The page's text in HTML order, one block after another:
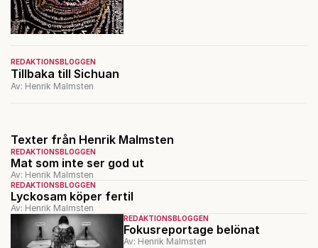
REDAKTIONSBLOGGEN
Tillbaka till Sichuan
Av: Henrik Malmsten
Texter från Henrik Malmsten
REDAKTIONSBLOGGEN
Mat som inte ser god ut
Av: Henrik Malmsten
REDAKTIONSBLOGGEN
Lyckosam köper fertil
Av: Henrik Malmsten
REDAKTIONSBLOGGEN
Fokusreportage belönat
Av: Henrik Malmsten